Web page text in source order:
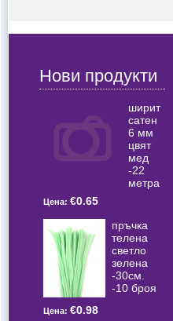
Нови продукти
ширит
сатен
6 мм
цвят
мед
-22
метра
Цена: €0.65
пръчка
телена
светлo
зелена
-30см.
-10 броя
Цена: €0.98